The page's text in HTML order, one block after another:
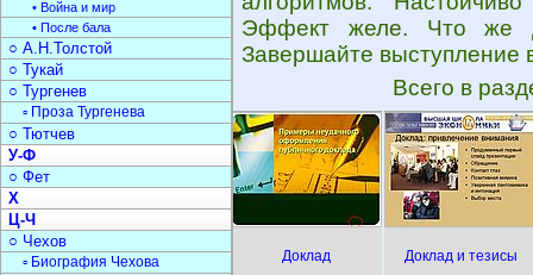
Эффект желе. Что же
Завершайте выступление
Всего в
Доклад Доклад и тезисы
• Война и мир
• После бала
○ А.Н.Толстой
○ Тукай
○ Тургенев
▫ Проза Тургенева
○ Тютчев
У-Ф
○ Фет
Х
Ц-Ч
○ Чехов
▫ Биография Чехова